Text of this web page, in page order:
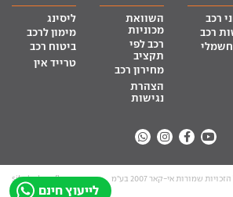
לייעוץ חינם
רכב
רכב
חשמלי
השוואת
מכוניות
רכב לפי
תקציב
מחירון רכב
הצהרת
נגישות
ליסינג
מימון לרכב
ביטוח רכב
טרייד אין
שמורות אי-קאר 2007 בע”מ site by tq.soft